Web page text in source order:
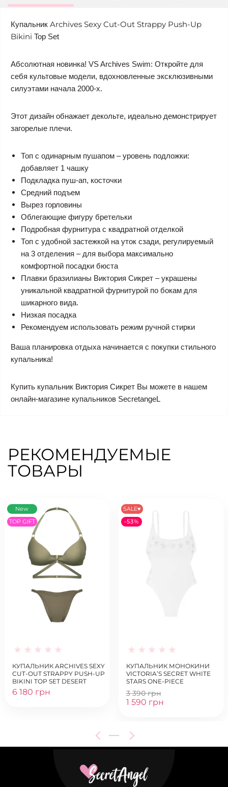
Купальник Archives Sexy Cut-Out Strappy Push-Up
Bikini Top Set
Абсолютная новинка! VS Archives Swim: Откройте для
себя культовые модели, вдохновленные эксклюзивными
силуэтами начала 2000-х.
Этот дизайн обнажает декольте, идеально демонстрирует
загорелые плечи.
Топ с одинарным пушапом – уровень подложки:
добавляет 1 чашку
Подкладка пуш-ап, косточки
Средний подъем
Вырез горловины
Облегающие фигуру бретельки
Подробная фурнитура с квадратной отделкой
Топ с удобной застежкой на уток сзади, регулируемый
на 3 отделения – для выбора максимально
комфортной посадки бюста
Плавки бразилианы Виктория Сикрет – украшены
уникальной квадратной фурнитурой по бокам для
шикарного вида.
Низкая посадка
Рекомендуем использовать режим ручной стирки
Ваша планировка отдыха начинается с покупки стильного
купальника!
Купить купальник Виктория Сикрет Вы можете в нашем
онлайн-магазине купальников SecretangeL
РЕКОМЕНДУЕМЫЕ
ТОВАРЫ
New
TOP GIFT
КУПАЛЬНИК ARCHIVES SEXY
CUT-OUT STRAPPY PUSH-UP
BIKINI TOP SET DESERT
CACTUS
6 180 грн
SALE♥
-53%
КУПАЛЬНИК МОНОКИНИ
VICTORIA’S SECRET WHITE
STARS ONE-PIECE
3 390 грн
1 590 грн